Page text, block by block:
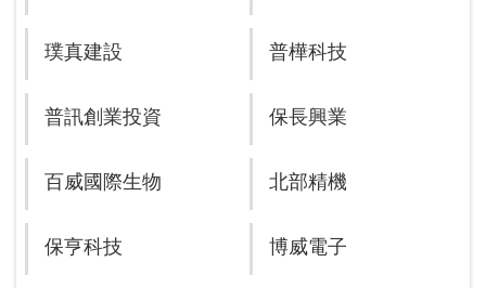
璞真建設 普樺科技
普訊創業投資 保長興業
百威國際生物 北部精機
保亨科技 博威電子